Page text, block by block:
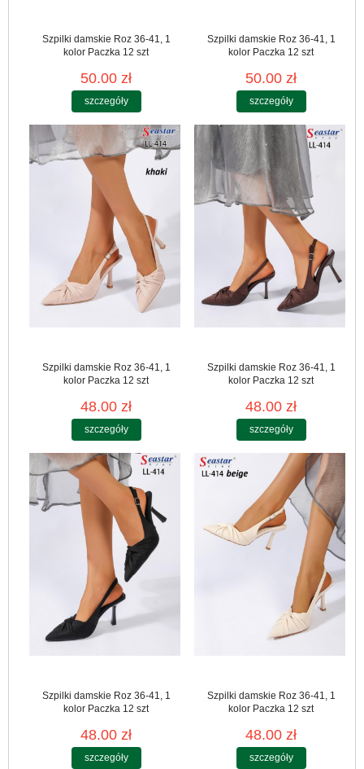
Szpilki damskie Roz 36-41, 1
kolor Paczka 12 szt
50.00 zł
szczegóły
Szpilki damskie Roz 36-41, 1
kolor Paczka 12 szt
50.00 zł
szczegóły
Szpilki damskie Roz 36-41, 1
kolor Paczka 12 szt
48.00 zł
szczegóły
Szpilki damskie Roz 36-41, 1
kolor Paczka 12 szt
48.00 zł
szczegóły
Szpilki damskie Roz 36-41, 1
kolor Paczka 12 szt
48.00 zł
szczegóły
Szpilki damskie Roz 36-41, 1
kolor Paczka 12 szt
48.00 zł
szczegóły